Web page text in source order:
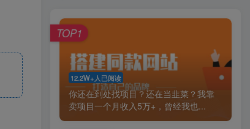
12.2W+人已阅读
你还在到处找项目？还在当韭菜？我靠
卖项目一个月收入5万+，曾经我也...
TOP1